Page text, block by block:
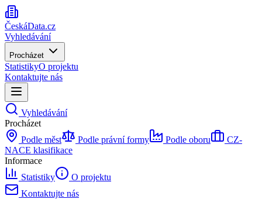
ČeskáData.cz
Vyhledávání
Procházet
StatistikyO projektu
Kontaktujte nás
Vyhledávání
Procházet
Podle měst
Podle právní formy Podle oboru
CZ-
NACE klasifikace
Informace
Statistiky
O projektu
Kontaktujte nás